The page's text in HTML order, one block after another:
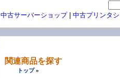
関連商品を探す
トップ»
中古サーバーショップ| 中古プリンタ